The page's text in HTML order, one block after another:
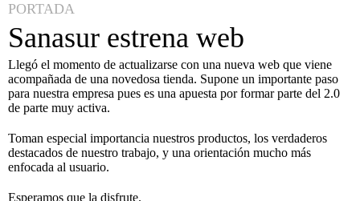
PORTADA
Sanasur estrena web
Llegó el momento de actualizarse con una nueva web que viene
acompañada de una novedosa tienda. Supone un importante paso
para nuestra empresa pues es una apuesta por formar parte del 2.0
de parte muy activa.
Toman especial importancia nuestros productos, los verdaderos
destacados de nuestro trabajo, y una orientación mucho más
enfocada al usuario.
Esperamos que la disfrute.